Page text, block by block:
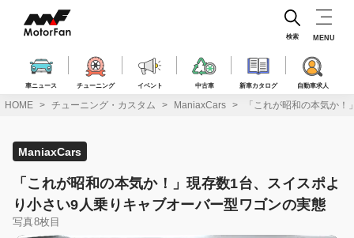
ス
車ニュース チューニング イベント 中古車 新車カタログ 自動車求人
検索 MENU
HOME チューニング・カスタム ManiaxCars 「これが昭和の本気か
ManiaxCars
「これが昭和の本気か！」現存数1台、スイスポよ
り小さい9人乗りキャブオーバー型ワゴンの実態
写真8枚目